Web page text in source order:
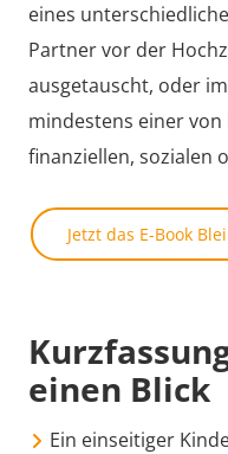
eines
Partner vor der
ausgetauscht, oder
mindestens einer
finanziellen, sozialen
Jetzt das E-Book
einen Blick
Ein einseitiger